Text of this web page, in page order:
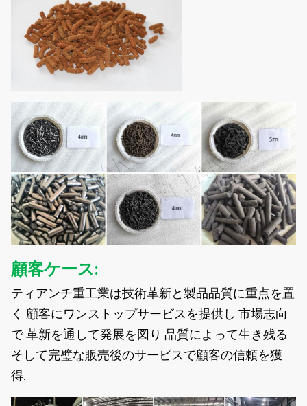
顧客ケース:
ティアンチ重工業は技術革新と製品品質に重点を置
く 顧客にワンストップサービスを提供し 市場志向
で 革新を通して発展を図り 品質によって生き残る
そして完璧な販売後のサービスで顧客の信頼を獲
得.